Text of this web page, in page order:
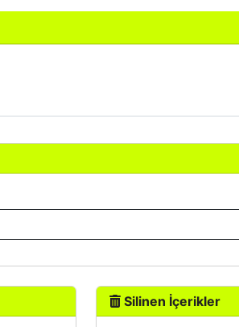
Silinen İçerikler